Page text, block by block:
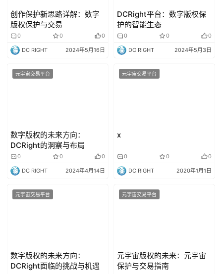
创作保护新思路详解：数字
版权保护与交易
0 0 0
DC RIGHT 2024年5月16日
DCRight平台：数字版权保
护的智能生态
0 0 0
DC RIGHT 2024年5月3日
元宇宙交易平台
数字版权的未来方向：
DCRight的洞察与布局
0 0 0
DC RIGHT 2024年4月14日
元宇宙交易平台
x
0 0 0
DC RIGHT 2020年1月1日
元宇宙交易平台
数字版权的未来方向：
DCRight面临的挑战与机遇
元宇宙交易平台
元宇宙版权的未来：元宇宙
保护与交易指南